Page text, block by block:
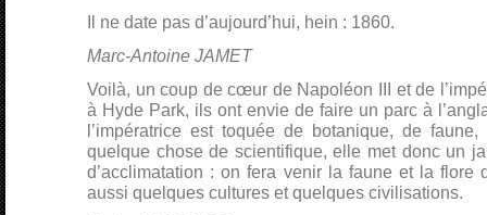
Il ne date pas d’aujourd’hui, hein : 1860.
Marc-Antoine JAMET
Voilà, un coup de cœur de Napoléon III et de
à Hyde Park, ils ont envie de faire un parc à
l’impératrice est toquée de botanique, de
quelque chose de scientifique, elle met donc un
d’acclimatation : on fera venir la faune et la flore
aussi quelques cultures et quelques civilisations.